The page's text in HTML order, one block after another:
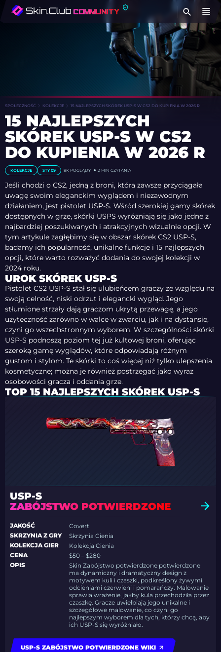
SPOŁECZNOŚĆ KOLEKCJE 15 NAJLEPSZYCH SKÓREK USP-S W CS2 DO KUPIENIA W 2026 R
15 NAJLEPSZYCH
SKÓREK USP-S W CS2
DO KUPIENIA W 2026 R
KOLEKCJE STY 09 8K POGLĄDY 2 MIN CZYTANIA
Jeśli chodzi o CS2, jedną z broni, która zawsze przyciągała
uwagę swoim eleganckim wyglądem i niezawodnym
działaniem, jest pistolet USP-S. Wśród szerokiej gamy skórek
dostępnych w grze, skórki USPS wyróżniają się jako jedne z
najbardziej poszukiwanych i atrakcyjnych wizualnie opcji. W
tym artykule zagłębimy się w obszar skórek CS2 USP-S,
badamy ich popularność, unikalne funkcje i 15 najlepszych
opcji, które warto rozważyć dodania do swojej kolekcji w
2024 roku.
UROK SKÓREK USP-S
Pistolet CS2 USP-S stał się ulubieńcem graczy ze względu na
swoją celność, niski odrzut i elegancki wygląd. Jego
stłumione strzały dają graczom ukrytą przewagę, a jego
użyteczność zarówno w walce w zwarciu, jak i na dystansie,
czyni go wszechstronnym wyborem. W szczególności skórki
USP-S podnoszą poziom tej już kultowej broni, oferując
szeroką gamę wyglądów, które odpowiadają różnym
gustom i stylom. Te skórki to coś więcej niż tylko ulepszenia
kosmetyczne; można je również postrzegać jako wyraz
osobowości gracza i oddania grze.
TOP 15 NAJLEPSZYCH SKÓREK USP-S
USP-S
ZABÓJSTWO POTWIERDZONE
JAKOŚĆ
Covert
SKRZYNIA Z GRY
Skrzynia Cienia
KOLEKCJA GIER
Kolekcja Cienia
CENA
$50 – $280
OPIS
Skin Zabójstwo potwierdzone potwierdzone
ma dynamiczny i dramatyczny design z
motywem kuli i czaszki, podkreślony żywymi
odcieniami czerwieni i pomarańczy. Malowanie
sprawia wrażenie, jakby kula przechodziła przez
czaszkę. Gracze uwielbiają jego unikalne i
szczegółowe malowanie, co czyni go
najlepszym wyborem dla tych, którzy chcą, aby
ich USP-S się wyróżniało.
USP-S ZABÓJSTWO POTWIERDZONE WIKI